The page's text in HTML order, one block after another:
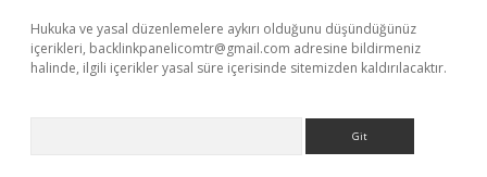
Hukuka ve yasal düzenlemelere aykırı olduğunu düşündüğünüz
içerikleri, backlinkpanelicomtr@gmail.com adresine bildirmeniz
halinde, ilgili içerikler yasal süre içerisinde sitemizden kaldırılacaktır.